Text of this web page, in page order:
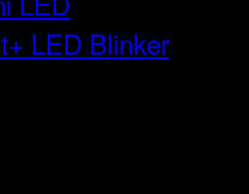
LED Blinker